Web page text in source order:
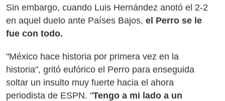
Sin embargo, cuando Luis Hernández anotó el 2-2
en aquel duelo ante Países Bajos, el Perro se le
fue con todo.
"México hace historia por primera vez en la
historia", gritó eufórico el Perro para enseguida
soltar un insulto muy fuerte hacia el ahora
periodista de ESPN. "Tengo a mi lado a un